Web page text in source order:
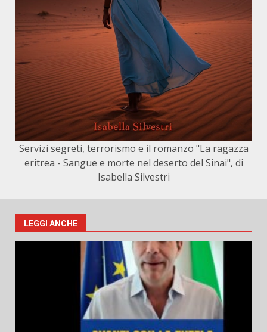
Servizi segreti, terrorismo e il romanzo "La ragazza
eritrea - Sangue e morte nel deserto del Sinai", di
Isabella Silvestri
LEGGI ANCHE